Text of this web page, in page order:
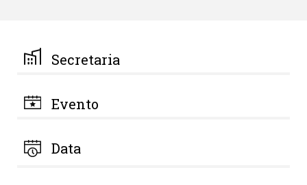
palavra-
chave
Secretaria
Evento
Data